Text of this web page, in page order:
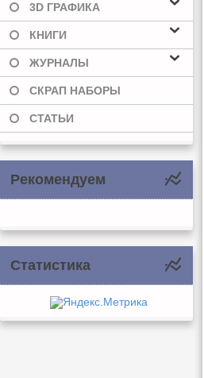
3D ГРАФИКА
КНИГИ
ЖУРНАЛЫ
СКРАП НАБОРЫ
СТАТЬИ
Рекомендуем
Статистика